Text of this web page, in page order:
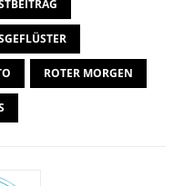
ROTER MORGEN